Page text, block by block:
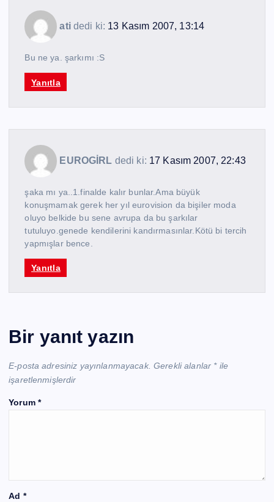
ati dedi ki: 13 Kasım 2007, 13:14
Bu ne ya. şarkımı :S
Yanıtla
EUROGİRL dedi ki: 17 Kasım 2007, 22:43
şaka mı ya..1.finalde kalır bunlar.Ama büyük
konuşmamak gerek her yıl eurovision da bişiler moda
oluyo belkide bu sene avrupa da bu şarkılar
tutuluyo.genede kendilerini kandırmasınlar.Kötü bi tercih
yapmışlar bence.
Yanıtla
Bir yanıt yazın
E-posta adresiniz yayınlanmayacak. Gerekli alanlar *ile
işaretlenmişlerdir
Yorum *
Ad *